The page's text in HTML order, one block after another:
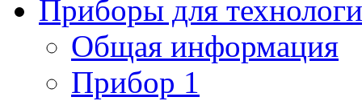
Приборы для
Общая информация
Прибор 1